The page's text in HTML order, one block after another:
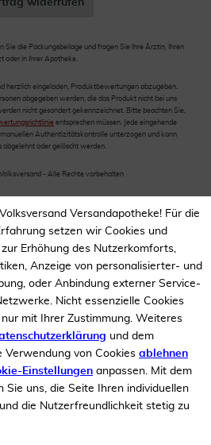
widerrufen
Sie die Packungsbeilage und fragen Sie Ihre Ärztin, Ihren
oder in Ihrer Apotheke.
herzlich eingeladen, Produktbewertungen abzugeben.
abgegeben werden, die das Produkt nicht bei uns
nicht gesondert gekennzeichnet. Bitte beachten Sie,
entsprechen müssen. Jede eingehende
Authentizitätskontrolle unterzogen und kann
abgelehnt oder gelöscht werden.
- Alle Rechte vorbehalten
Versandapotheke! Für die
setzen wir Cookies und
Erhöhung des Nutzerkomforts,
Anzeige von personalisierter- und
oder Anbindung externer Service-
Nicht essenzielle Cookies
mit Ihrer Zustimmung. Weiteres
und dem
Verwendung von Cookies ablehnen
Einstellungen anpassen. Mit dem
Sie uns, die Seite Ihren individuellen
die Nutzerfreundlichkeit stetig zu